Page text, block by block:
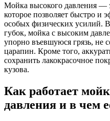
Мойка высокого давления —
которое позволяет быстро и
особых физических усилий.
губок, мойка с высоким
упорно въевшуюся грязь, не
царапин. Кроме того,
сохранить лакокрасочное
кузова.
Как работает
давления и в чем